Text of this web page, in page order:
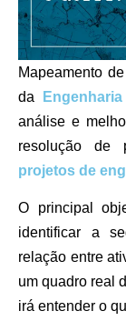
Mapeamento
da
análise e
resolução de
projetos de
O principal
identificar a
relação entre
um quadro real
irá entender o